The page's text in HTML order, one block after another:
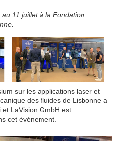
11 juillet à la Fondation
sur les applications laser et
des fluides de Lisbonne a
et LaVision GmbH est
cet événement.